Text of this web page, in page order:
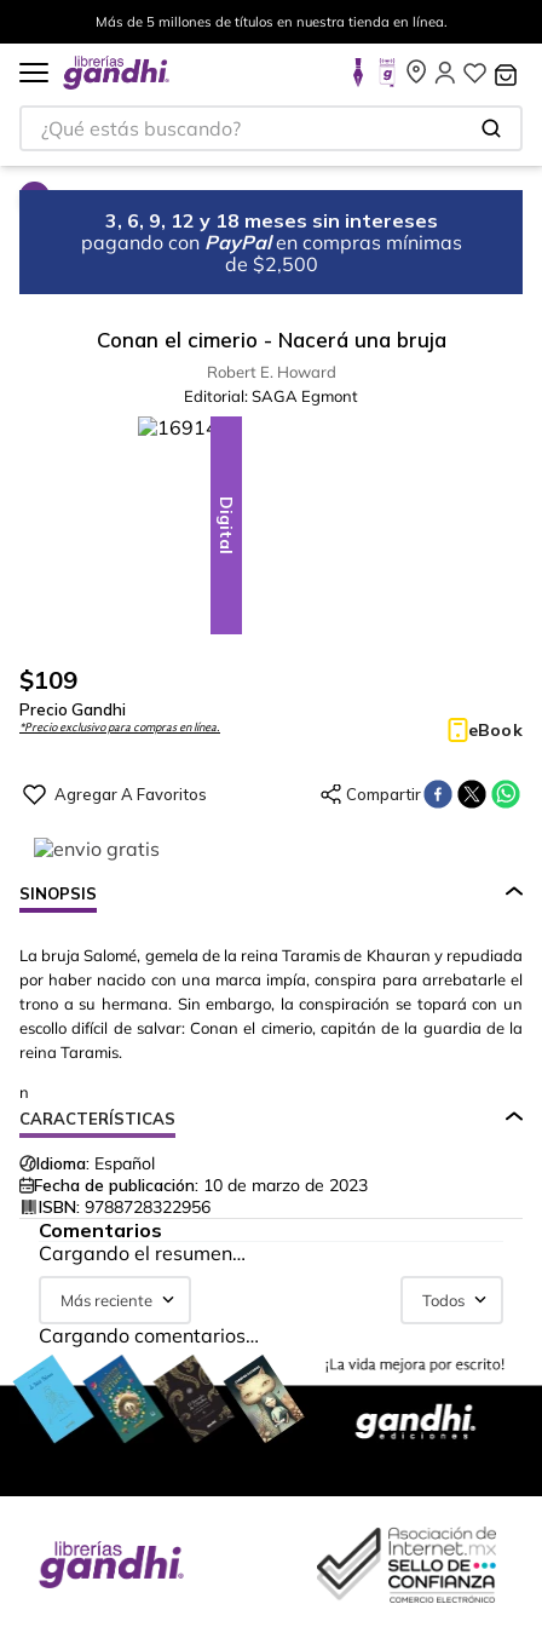
Más de 5 millones de títulos en nuestra tienda en línea.
¿Qué estás buscando?
3, 6, 9, 12 y 18 meses sin intereses
pagando con PayPal en compras mínimas
de $2,500
Conan el cimerio - Nacerá una bruja
Robert E. Howard
Editorial:SAGA Egmont
Digital
$109
Precio Gandhi
*Precio exclusivo para compras en línea. eBook
SINOPSIS
La bruja Salomé, gemela de la reina Taramis de Khauran y repudiada
por haber nacido con una marca impía, conspira para arrebatarle el
trono a su hermana. Sin embargo, la conspiración se topará con un
escollo difícil de salvar: Conan el cimerio, capitán de la guardia de la
reina Taramis.
n
CARACTERÍSTICAS
Idioma: Español
Fecha de publicación: 10 de marzo de 2023
ISBN: 9788728322956
Comentarios
Cargando el resumen…
Más reciente Todos
Cargando comentarios…